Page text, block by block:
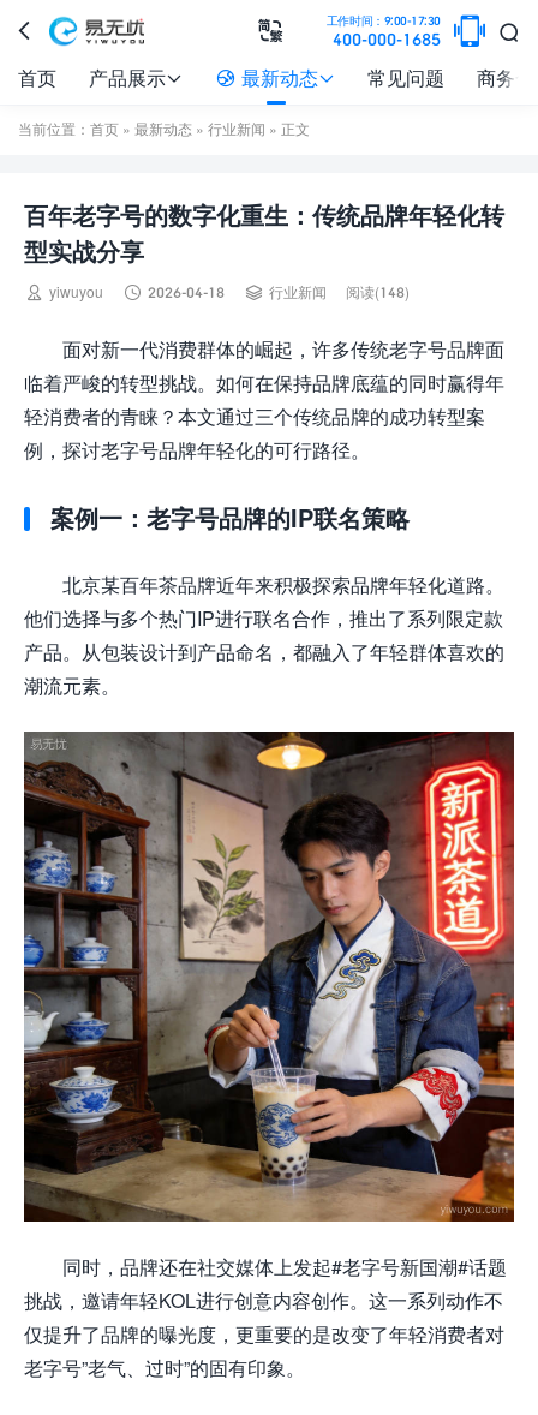
 
工作时间：9:00-17:30
400-000-1685 

首页 产品展示  最新动态 常见问题 商务
当前位置： 首页 » 最新动态 » 行业新闻 » 正文
百年老字号的数字化重生：传统品牌年轻化转
型实战分享
 yiwuyou  2026-04-18  行业新闻 阅读(148)
面对新一代消费群体的崛起，许多传统老字号品牌面
临着严峻的转型挑战。如何在保持品牌底蕴的同时赢得年
轻消费者的青睐？本文通过三个传统品牌的成功转型案
例，探讨老字号品牌年轻化的可行路径。
案例一：老字号品牌的IP联名策略
北京某百年茶品牌近年来积极探索品牌年轻化道路。
他们选择与多个热门IP进行联名合作，推出了系列限定款
产品。从包装设计到产品命名，都融入了年轻群体喜欢的
潮流元素。
同时，品牌还在社交媒体上发起#老字号新国潮#话题
挑战，邀请年轻KOL进行创意内容创作。这一系列动作不
仅提升了品牌的曝光度，更重要的是改变了年轻消费者对
老字号”老气、过时”的固有印象。